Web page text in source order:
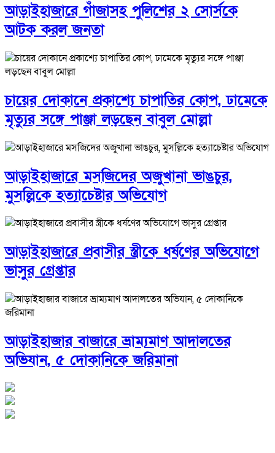
আড়াইহাজারে গাঁজাসহ পুলিশের ২ সোর্সকে
আটক করল জনতা
চায়ের দোকানে প্রকাশ্যে চাপাতির কোপ, ঢামেকে
মৃত্যুর সঙ্গে পাঞ্জা লড়ছেন বাবুল মোল্লা
আড়াইহাজারে মস‌জি‌দের অজুখানা ভাঙচুর,
মুসল্লিকে হত্যাচেষ্টার অভিযোগ
আড়াইহাজারে প্রবাসীর স্ত্রীকে ধর্ষণের অভিযোগে
ভাসুর গ্রেপ্তার
আড়াইহাজার বাজারে ভ্রাম্যমাণ আদালতের
অভিযান, ৫ দোকানিকে জরিমানা